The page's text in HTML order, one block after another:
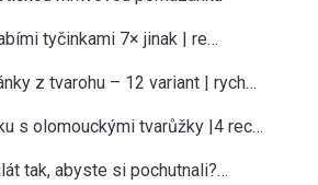
tyčinkami 7× jinak | re…
z tvarohu – 12 variant | rych…
s olomouckými tvarůžky |4 rec…
tak, abyste si pochutnali?…